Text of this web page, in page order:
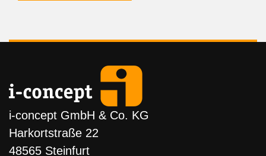
i-concept GmbH & Co. KG
Harkortstraße 22
48565 Steinfurt